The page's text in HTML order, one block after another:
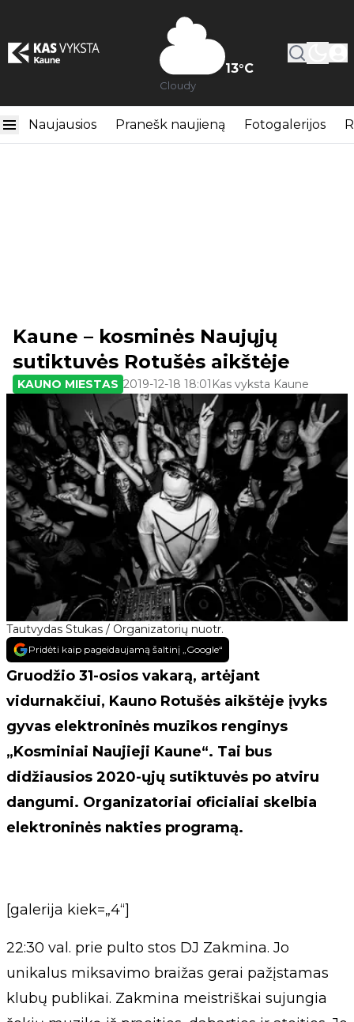
13°C
Cloudy
Naujausios Pranešk naujieną Fotogalerijos
Tautvydas Stukas / Organizatorių nuotr.
Kaune – kosminės Naujųjų
sutiktuvės Rotušės aikštėje
KAUNO MIESTAS 2019-12-18 18:01 Kas vyksta Kaune
Pridėti kaip pageidaujamą šaltinį „Google“
Gruodžio 31-osios vakarą, artėjant
vidurnakčiui, Kauno Rotušės aikštėje įvyks
gyvas elektroninės muzikos renginys
„Kosminiai Naujieji Kaune“. Tai bus
didžiausios 2020-ųjų sutiktuvės po atviru
dangumi. Organizatoriai oficialiai skelbia
elektroninės nakties programą.
[galerija kiek=„4“]
22:30 val. prie pulto stos DJ Zakmina. Jo
unikalus miksavimo braižas gerai pažįstamas
klubų publikai. Zakmina meistriškai sujungia